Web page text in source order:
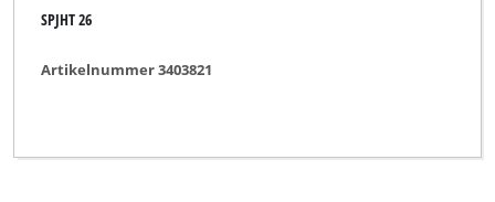
SPJHT 26
Artikelnummer 3403821